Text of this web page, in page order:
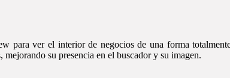
ver el interior de negocios de una forma
su presencia en el buscador y su imagen.